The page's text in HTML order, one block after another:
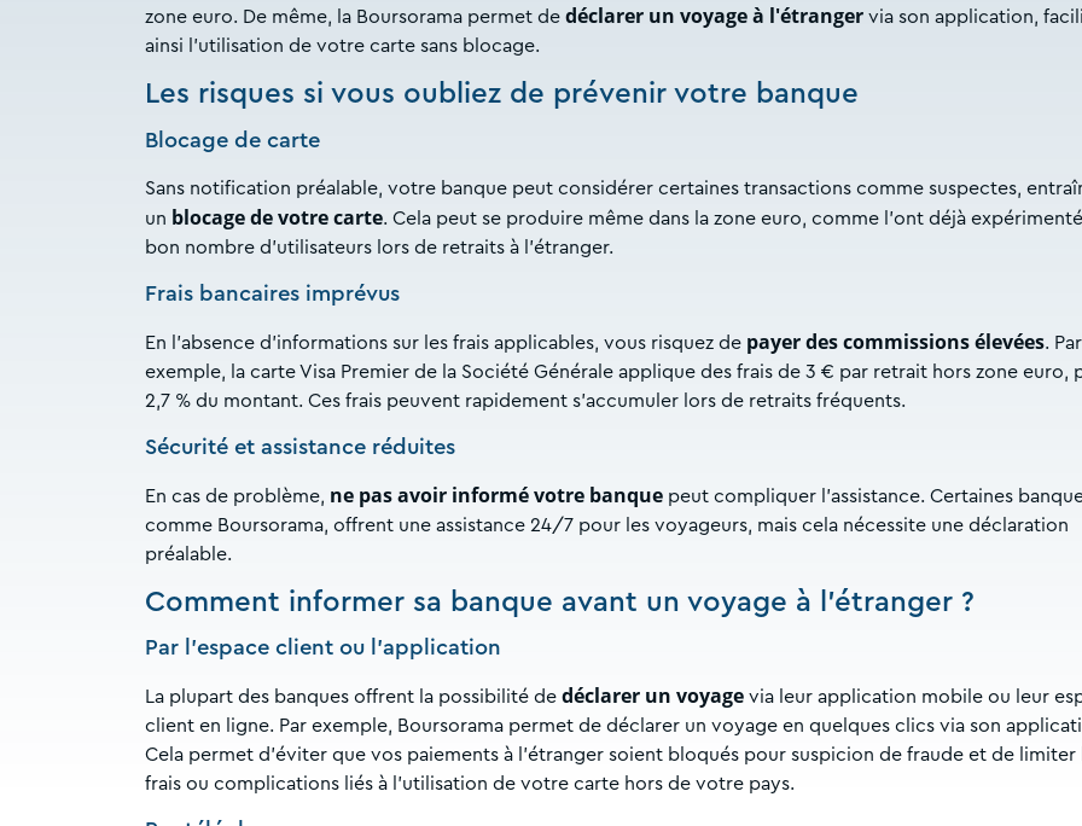
zone euro. De même, la Boursorama permet de déclarer un voyage à l'étranger via son application,
ainsi l'utilisation de votre carte sans blocage.
Les risques si vous oubliez de prévenir votre banque
Blocage de carte
Sans notification préalable, votre banque peut considérer certaines transactions comme suspectes,
un blocage de votre carte. Cela peut se produire même dans la zone euro, comme l'ont déjà
bon nombre d’utilisateurs lors de retraits à l'étranger.
Frais bancaires imprévus
En l'absence d'informations sur les frais applicables, vous risquez de payer des commissions élevées. Par
exemple, la carte Visa Premier de la Société Générale applique des frais de 3 € par retrait hors zone euro,
2,7 % du montant. Ces frais peuvent rapidement s'accumuler lors de retraits fréquents.
Sécurité et assistance réduites
En cas de problème, ne pas avoir informé votre banque peut compliquer l'assistance. Certaines
comme Boursorama, offrent une assistance 24/7 pour les voyageurs, mais cela nécessite une déclaration
préalable.
Comment informer sa banque avant un voyage à l’étranger ?
Par l’espace client ou l’application
La plupart des banques offrent la possibilité de déclarer un voyage via leur application mobile ou leur
client en ligne. Par exemple, Boursorama permet de déclarer un voyage en quelques clics via son
Cela permet d’éviter que vos paiements à l’étranger soient bloqués pour suspicion de fraude et de limiter
frais ou complications liés à l’utilisation de votre carte hors de votre pays.